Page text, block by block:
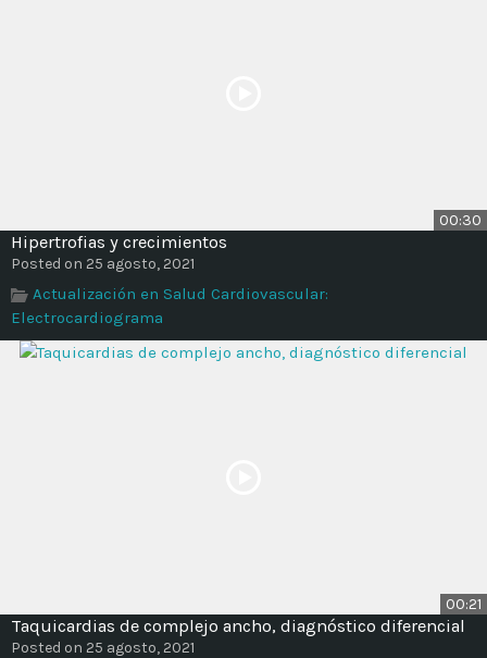
00:30
Hipertrofias y crecimientos
Posted on 25 agosto, 2021
Actualización en Salud Cardiovascular:
Electrocardiograma
00:21
Taquicardias de complejo ancho, diagnóstico diferencial
Posted on 25 agosto, 2021